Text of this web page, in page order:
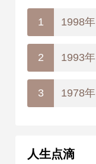
1
2
3 1978
人生点滴